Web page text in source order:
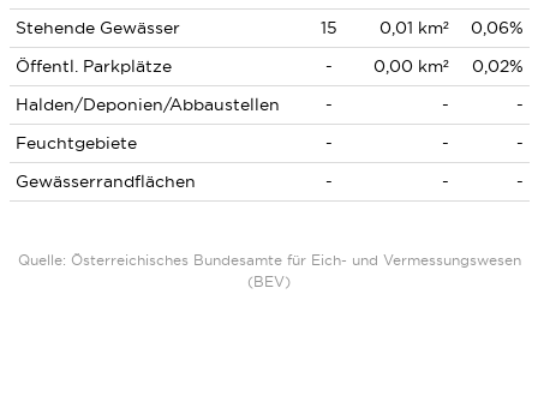
Stehende Gewässer
15 0,01 km²
0,06%
Öffentl. Parkplätze
- 0,00 km²
0,02%
Halden/Deponien/Abbaustellen
- -
-
Feuchtgebiete
- -
-
Gewässerrandflächen
- - -
Quelle: Österreichisches Bundesamte für Eich- und Vermessungswesen
(BEV)